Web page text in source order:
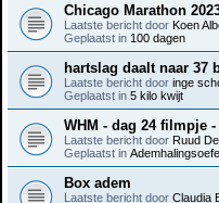
Chicago Marathon
Laatste bericht door Koen
Geplaatst in 100 dagen
hartslag daalt naar 37
Laatste bericht door inge
Geplaatst in 5 kilo kwijt
WHM - dag 24 filmpje
Laatste bericht door Ruud
Geplaatst in
Box adem
Laatste bericht door Claudia